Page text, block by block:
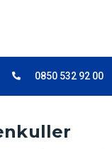
0850 532 92 00